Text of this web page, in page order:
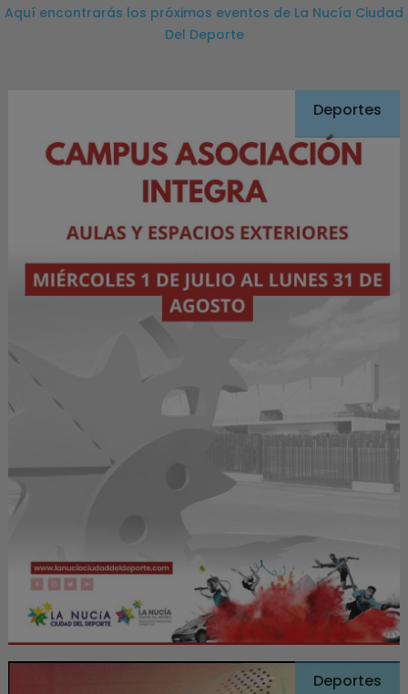
Aquí encontrarás los próximos eventos de La Nucía Ciudad
Del Deporte
Deportes
Deportes